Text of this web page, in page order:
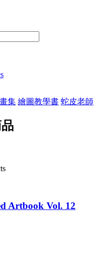
集 繪圖教學書 蛇皮老師
Artbook Vol. 12